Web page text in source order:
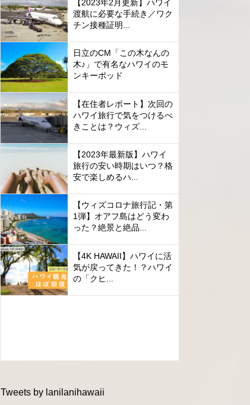
【2023年2月更新】ハワイ
渡航に必要な手続き／ワク
チン接種証明...
日立のCM「この木なんの
木♪」で有名なハワイのモ
ンキーポッド
【在住者レポート】次回の
ハワイ旅行で気をつけるべ
きことは？ウィズ...
【2023年最新版】ハワイ
旅行の安い時期はいつ？格
安で楽しめるハ...
【ウィズコロナ旅行記・第
1弾】オアフ島はどう変わ
った？絶景と絶品...
【4K HAWAII】ハワイに活
気が戻ってきた！？ハワイ
の「クヒ...
Tweets by lanilanihawaii